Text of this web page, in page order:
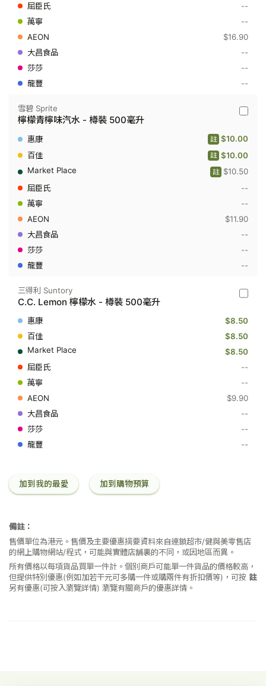
汽
-
1.25
升
--
--
$16.90
--
--
--
雪
Sprite
-
檸
青
味
-
裝
500
升
雪碧 Sprite
檸檬青檸味汽水 - 樽裝 500毫升
$10.00
註
$10.00
註
$10.50
註
--
--
$11.90
--
--
--
三
利
Suntory
-
Lemon
水
樽
裝
毫
三得利 Suntory
C.C. Lemon 檸檬水 - 樽裝 500毫升
$8.50
$8.50
$8.50
--
--
$9.90
--
--
--
加到我的最愛 加到購物預算
備註：
售價單位為港元。售價及主要優惠摘要資料來自連鎖超市/健與美零售店
的網上購物網站/程式，可能與實體店舖裏的不同，或因地區而異。
所有價格以每項貨品買單一件計。個別商戶可能單一件貨品的價格較高，
但提供特別優惠(例如加若干元可多購一件或購兩件有折扣價等)，可按 註
另有優惠(可按入瀏覽詳情)瀏覽有關商戶的優惠詳情。